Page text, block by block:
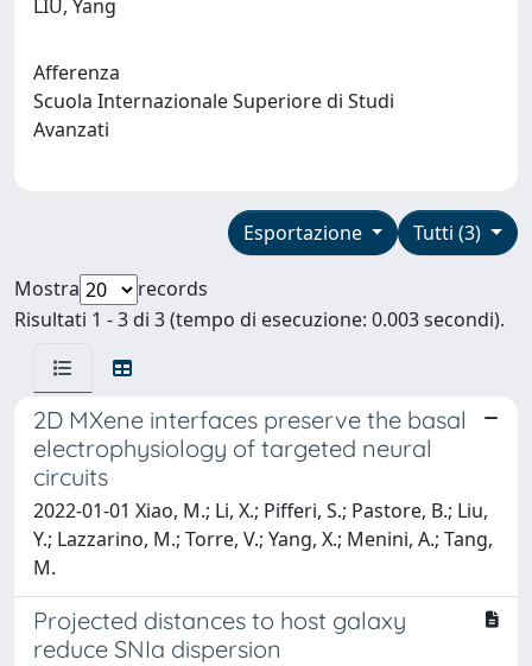
LIU, Yang
Afferenza
Scuola Internazionale Superiore di Studi
Avanzati
Tutti (3)
Esportazione
Mostra
records
Risultati 1 - 3 di 3 (tempo di esecuzione: 0.003 secondi).
2D MXene interfaces preserve the basal
electrophysiology of targeted neural
circuits
2022-01-01 Xiao, M.; Li, X.; Pifferi, S.; Pastore, B.; Liu,
Y.; Lazzarino, M.; Torre, V.; Yang, X.; Menini, A.; Tang,
M.
Projected distances to host galaxy
reduce SNIa dispersion